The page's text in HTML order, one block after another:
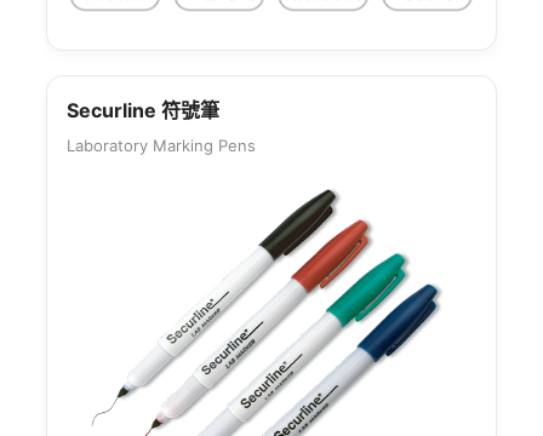
Securline 符號筆
Laboratory Marking Pens